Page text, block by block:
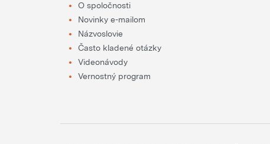
O spoločnosti
Novinky e-mailom
Názvoslovie
Často kladené otázky
Videonávody
Vernostný program